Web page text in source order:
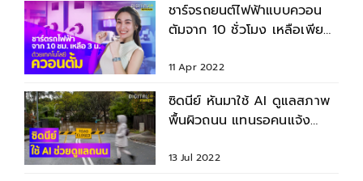
ชาร์จรถยนต์ไฟฟ้าแบบควอน
ตัมจาก 10 ชั่วโมง เหลือเพียง
11 Apr 2022
ซิดนีย์ หันมาใช้ AI ดูแลสภาพ
พื้นผิวถนน แทนรอคนแจ้ง
13 Jul 2022